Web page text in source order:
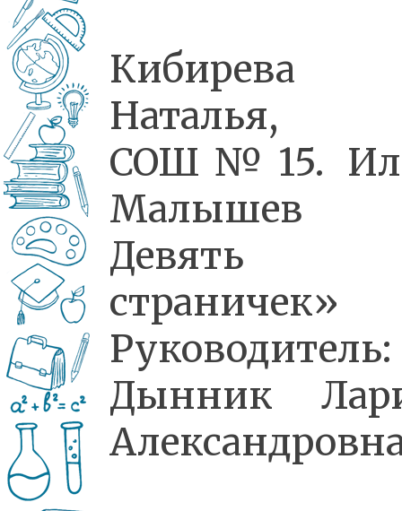
Кибирева
Наталья,
СОШ№15.
Девять
страничек»
Руководитель:
Дынник